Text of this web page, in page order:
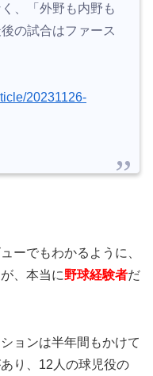
、「外野も内野も
の試合はファース
20231126-
ーでもわかるように、
、本当に野球経験者だ
ョンは半年間もかけて
り、12人の球児役の